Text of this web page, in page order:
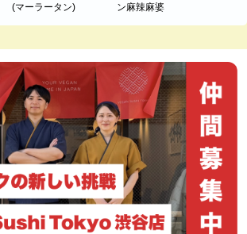
(マーラータン)
ン麻辣麻婆